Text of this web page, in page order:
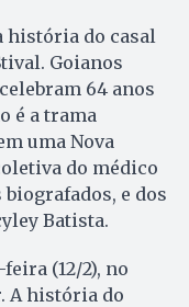
história do casal
Goianos
64 anos
é a trama
uma Nova
do médico
e dos
Batista.
(12/2), no
A história do